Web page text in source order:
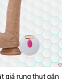
giả rung thụt gắn